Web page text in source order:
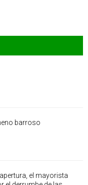
barroso
el mayorista